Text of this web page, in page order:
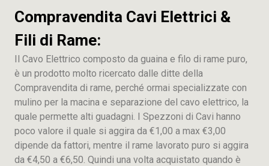
Compravendita Cavi Elettrici &
Fili di Rame:
Il Cavo Elettrico composto da guaina e filo di rame puro,
è un prodotto molto ricercato dalle ditte della
Compravendita di rame, perché ormai specializzate con
mulino per la macina e separazione del cavo elettrico, la
quale permette alti guadagni. I Spezzoni di Cavi hanno
poco valore il quale si aggira da €1,00 a max €3,00
dipende da fattori, mentre il rame lavorato puro si aggira
da €4,50 a €6,50. Quindi una volta acquistato quando è